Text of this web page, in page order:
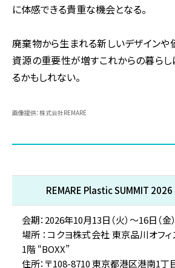
に体感できる貴重な機会となる。
廃棄物から生まれる新しいデザインや
資源の重要性が増すこれからの暮らし
るかもしれない。
画像提供：株式会社REMARE
REMARE Plastic SUMMIT
会期：2026年10月13日（火）〜16日（金）
場所 ：コクヨ株式会社 東京品川オフィ
1階 “BOXX”
住所：〒108-8710 東京都港区港南1丁